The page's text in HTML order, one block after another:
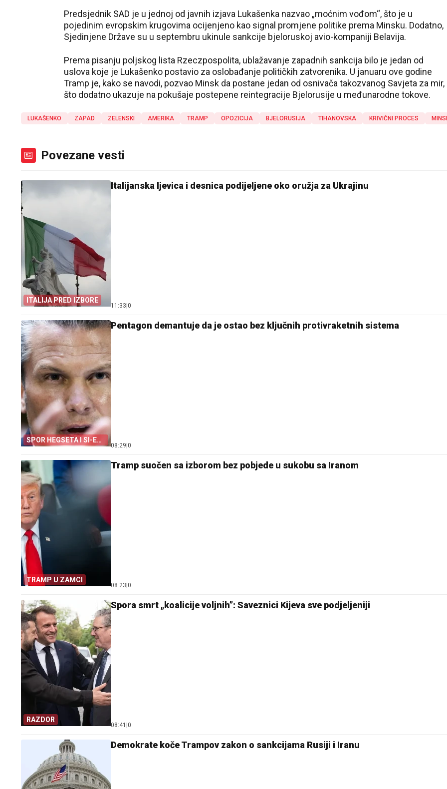
Predsjednik SAD je u jednoj od javnih izjava Lukašenka nazvao „moćnim vođom“, što je u
pojedinim evropskim krugovima ocijenjeno kao signal promjene politike prema Minsku. Dodatno,
Sjedinjene Države su u septembru ukinule sankcije bjeloruskoj avio-kompaniji Belavija.
Prema pisanju poljskog lista Rzeczpospolita, ublažavanje zapadnih sankcija bilo je jedan od
uslova koje je Lukašenko postavio za oslobađanje političkih zatvorenika. U januaru ove godine
Tramp je, kako se navodi, pozvao Minsk da postane jedan od osnivača takozvanog Savjeta za mir,
što dodatno ukazuje na pokušaje postepene reintegracije Bjelorusije u međunarodne tokove.
LUKAŠENKO ZAPAD ZELENSKI AMERIKA TRAMP OPOZICIJA BJELORUSIJA TIHANOVSKA KRIVIČNI PROCES
Povezane vesti
ITALIJA PRED IZBORE
Italijanska ljevica i desnica podijeljene oko oružja za Ukrajinu
11:33 0
SPOR HEGSETA I SI-EN-
ENA
Pentagon demantuje da je ostao bez ključnih protivraketnih sistema
08:29 0
TRAMP U ZAMCI
Tramp suočen sa izborom bez pobjede u sukobu sa Iranom
08:23 0
RAZDOR
Spora smrt „koalicije voljnih”: Saveznici Kijeva sve podjeljeniji
08:41 0
Demokrate koče Trampov zakon o sankcijama Rusiji i Iranu